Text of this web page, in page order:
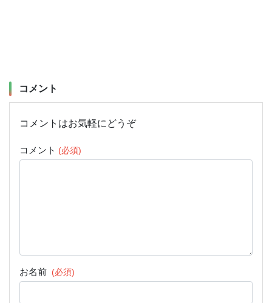
コメント
コメントはお気軽にどうぞ
コメント (必須)
お名前 (必須)